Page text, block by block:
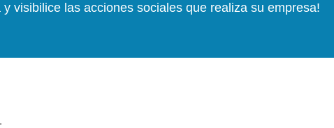
y visibilice las acciones sociales que realiza su empresa!
.